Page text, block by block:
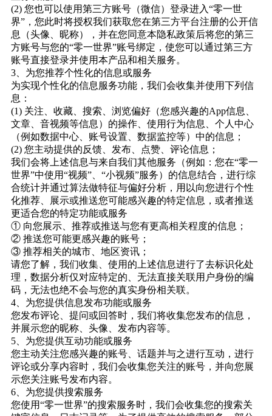
(2) 您也可以使用第三方账号（微信）登录进入“零一世
界”，您此时将授权我们获取您在第三方平台注册的公开信
息（头像、昵称），并在您同意本隐私政策后将您的第三
方账号与您的“零一世界”账号绑定，使您可以通过第三方
账号直接登录并使用本产品和相关服务。
3、为您推荐个性化的信息或服务
为实现个性化的信息服务功能，我们会收集并使用下列信
息：
(1) 关注、收藏、搜索、浏览偏好（您感兴趣的App信息、
文章、音视频等信息）的操作、使用行为信息、个人中心
（例如数据中心、账号设置、数据监控等）中的信息；
(2) 您主动提供的反馈、发布、点赞、评论信息；
我们会将上述信息与来自我们其他服务（例如：您在“零一
世界”中使用“视频”、“小视频”服务）的信息结合，进行综
合统计并通过算法做特征与偏好分析，用以向您进行个性
化推荐、展示或推送您可能感兴趣的特定信息，或者推送
更适合您的特定功能或服务
① 向您展示、推荐或推送与您有更高相关程度的信息；
② 推送您可能更感兴趣的账号；
③ 推荐相关的城市、地区资讯；
请您了解，我们收集、使用的上述信息进行了去标识化处
理，数据分析仅对应特定的、无法直接关联用户身份的编
码，无法也绝不会与您的真实身份相关联。
4、为您提供信息发布功能或服务
您发布评论、提问或回答时，我们将收集您发布的信息，
并展示您的昵称、头像、发布内容等。
5、为您提供互动功能或服务
您主动关注您感兴趣的账号、话题并与之进行互动，进行
评论或分享内容时，我们会收集您关注的账号，并向您展
示您关注账号发布内容。
6、为您提供搜索服务
您使用“零一世界”的搜索服务时，我们会收集您的搜索关